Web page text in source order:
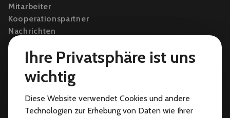
Mitarbeiter
Kooperationspartner
Nachrichten
Publikationen
Veranstaltungen
Sammlung
Kontakt
Bolzano archive
Ihre Privatsphäre ist uns
wichtig
Diese Website verwendet Cookies und andere
Technologien zur Erhebung von Daten wie Ihrer